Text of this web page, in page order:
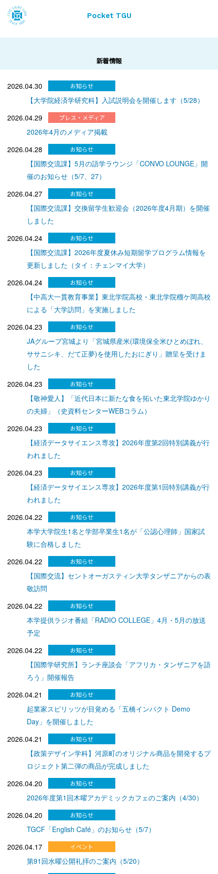
Pocket TGU
新着情報
2026.04.30
【大学院経済学研究科】入試説明会を開催します（5/28）
2026.04.29
2026年4月のメディア掲載
2026.04.28
【国際交流課】5月の語学ラウンジ「CONVO LOUNGE」開
催のお知らせ（5/7、27）
2026.04.27
【国際交流課】交換留学生歓迎会（2026年度4月期）を開催
しました
2026.04.24
【国際交流課】2026年度夏休み短期留学プログラム情報を
更新しました（タイ：チェンマイ大学）
2026.04.24
【中高大一貫教育事業】東北学院高校・東北学院榴ケ岡高校
による「大学訪問」を実施しました
2026.04.23
JAグループ宮城より「宮城県産米(環境保全米ひとめぼれ、
ササニシキ、だて正夢)を使用したおにぎり」贈呈を受けま
した
2026.04.23
【敬神愛人】「近代日本に新たな食を拓いた東北学院ゆかり
の夫婦」（史資料センターWEBコラム）
2026.04.23
【経済データサイエンス専攻】2026年度第2回特別講義が行
われました
2026.04.23
【経済データサイエンス専攻】2026年度第1回特別講義が行
われました
2026.04.22
本学大学院生1名と学部卒業生1名が「公認心理師」国家試
験に合格しました
2026.04.22
【国際交流】セントオーガスティン大学タンザニアからの表
敬訪問
2026.04.22
本学提供ラジオ番組「RADIO COLLEGE」4月・5月の放送
予定
2026.04.22
【国際学研究所】ランチ座談会「アフリカ・タンザニアを語
ろう」開催報告
2026.04.21
起業家スピリッツが目覚める「五橋インパクト Demo
Day」を開催しました
2026.04.21
【政策デザイン学科】河原町のオリジナル商品を開発するプ
ロジェクト第二弾の商品が完成しました
2026.04.20
2026年度第1回木曜アカデミックカフェのご案内（4/30）
2026.04.20
TGCF「English Café」のお知らせ（5/7）
2026.04.17
第91回水曜公開礼拝のご案内（5/20）